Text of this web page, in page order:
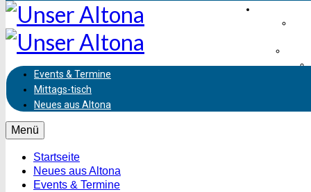
Events & Termine
Mittags-tisch
Neues aus Altona
Menü
Startseite
Neues aus Altona
Events & Termine